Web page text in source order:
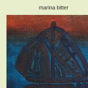
marina bitter